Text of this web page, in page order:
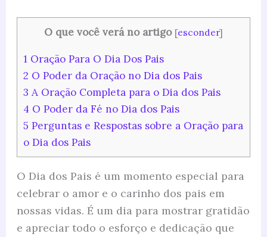
O que você verá no artigo [esconder]
1Oração Para O Dia Dos Pais
2 O Poder da Oração no Dia dos Pais
3 A Oração Completa para o Dia dos Pais
4 O Poder da Fé no Dia dos Pais
5 Perguntas e Respostas sobre a Oração para
o Dia dos Pais
O Dia dos Pais é um momento especial para
celebrar o amor e o carinho dos pais em
nossas vidas. É um dia para mostrar gratidão
e apreciar todo o esforço e dedicação que